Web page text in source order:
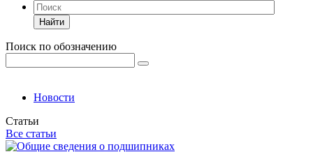
Найти
Поиск по обозначению
Новости
Статьи
Все статьи